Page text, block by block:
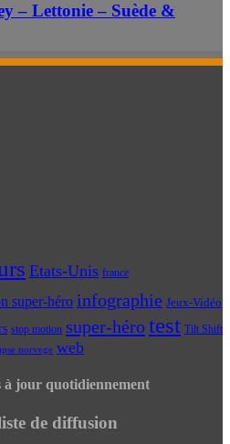
– Lettonie – Suède &
Etats-Unis france
super-héro infographie Jeux-Vidéo
stop motion super-hérotest Tilt Shift
norvege web
à jour quotidiennement
de diffusion